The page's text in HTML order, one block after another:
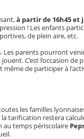
à partir de 16h45 et
! Les enfants
de plein aire, etc.
. Les parents pourront
C’est l’occasion de
même de participer à
les familles
tarification restera
au temps périscolaire